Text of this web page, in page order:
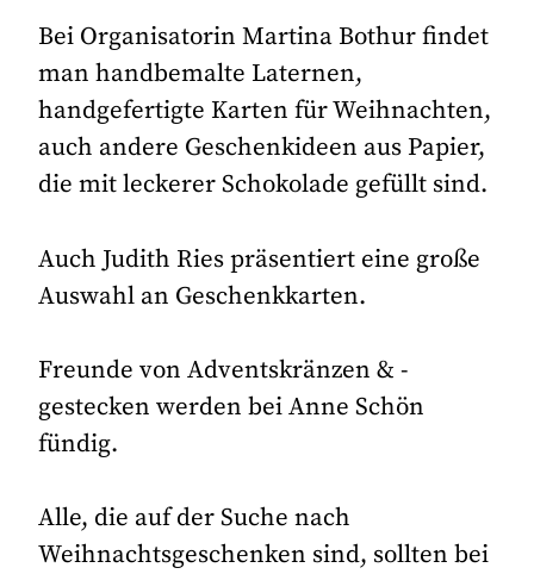
Bei Organisatorin Martina Bothur findet
man handbemalte Laternen,
handgefertigte Karten für Weihnachten,
auch andere Geschenkideen aus Papier,
die mit leckerer Schokolade gefüllt sind.
Auch Judith Ries präsentiert eine große
Auswahl an Geschenkkarten.
Freunde von Adventskränzen & -
gestecken werden bei Anne Schön
fündig.
Alle, die auf der Suche nach
Weihnachtsgeschenken sind, sollten bei